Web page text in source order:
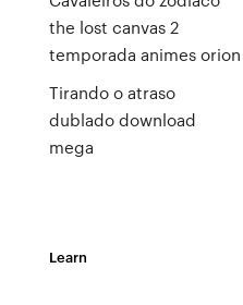
the lost canvas 2
temporada animes orion
Tirando o atraso
dublado download
mega
Learn